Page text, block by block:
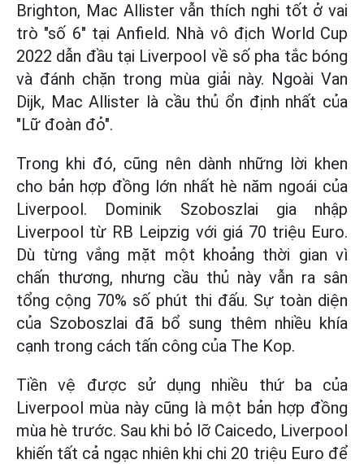
Brighton, Mac Allister vẫn thích nghi tốt ở vai
trò "số 6" tại Anfield. Nhà vô địch World Cup
2022 dẫn đầu tại Liverpool về số pha tắc bóng
và đánh chặn trong mùa giải này. Ngoài Van
Dijk, Mac Allister là cầu thủ ổn định nhất của
"Lữ đoàn đỏ".
Trong khi đó, cũng nên dành những lời khen
cho bản hợp đồng lớn nhất hè năm ngoái của
Liverpool. Dominik Szoboszlai gia nhập
Liverpool từ RB Leipzig với giá 70 triệu Euro.
Dù từng vắng mặt một khoảng thời gian vì
chấn thương, nhưng cầu thủ này vẫn ra sân
tổng cộng 70% số phút thi đấu. Sự toàn diện
của Szoboszlai đã bổ sung thêm nhiều khía
cạnh trong cách tấn công của The Kop.
Tiền vệ được sử dụng nhiều thứ ba của
Liverpool mùa này cũng là một bản hợp đồng
mùa hè trước. Sau khi bỏ lỡ Caicedo, Liverpool
khiến tất cả ngạc nhiên khi chi 20 triệu Euro để